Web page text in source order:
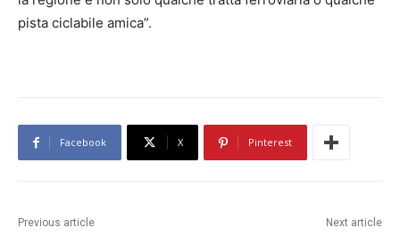
pista ciclabile amica”.
Facebook X Pinterest
Previous article Next article